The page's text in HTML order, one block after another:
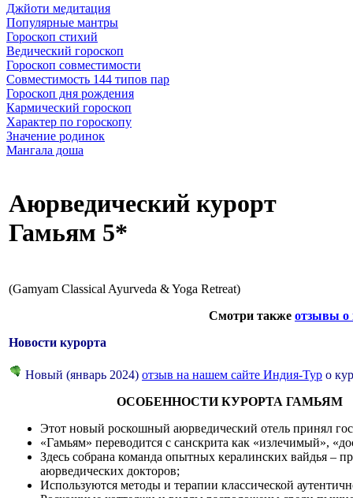
Джйоти медитация
Популярные мантры
Гороскоп стихий
Ведический гороскоп
Гороскоп совместимости
Совместимость 144 типов пар
Гороскоп дня рождения
Кармический гороскоп
Характер по гороскопу
Значение родинок
Мангала доша
Аюрведический курорт
Гамьям 5*
(Gamyam Classical Ayurveda & Yoga Retreat)
Смотри также отзывы о
Новости курорта
Новый (январь 2024) отзыв на нашем сайте Индия-Тур о
ОСОБЕННОСТИ КУРОРТА ГАМЬЯМ
Этот новый роскошный аюрведический отель принял
«Гамьям» переводится с санскрита как «излечимый»,
Здесь собрана команда опытных кералинских вайдья –
аюрведических докторов;
Используются методы и терапии классической